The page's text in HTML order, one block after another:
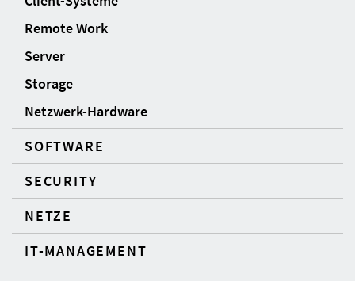
Remote Work
Server
Storage
Netzwerk-Hardware
SOFTWARE
SECURITY
NETZE
IT-MANAGEMENT